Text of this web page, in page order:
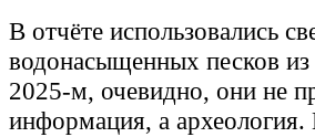
В отчёте использовались
водонасыщенных песков
2025-м, очевидно, они не
информация, а